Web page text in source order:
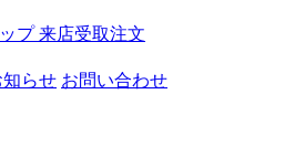
プ来店受取注文
知らせ お問い合わせ